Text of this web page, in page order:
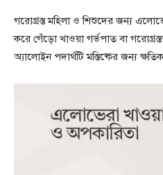
গরোগ্রস্ত মহিলা ও শিশুদের জন্য
করে গেঁড়ো খাওয়া গর্ভপাত বা
অ্যালোইন পদার্থটি মস্তিষ্কের জন্য